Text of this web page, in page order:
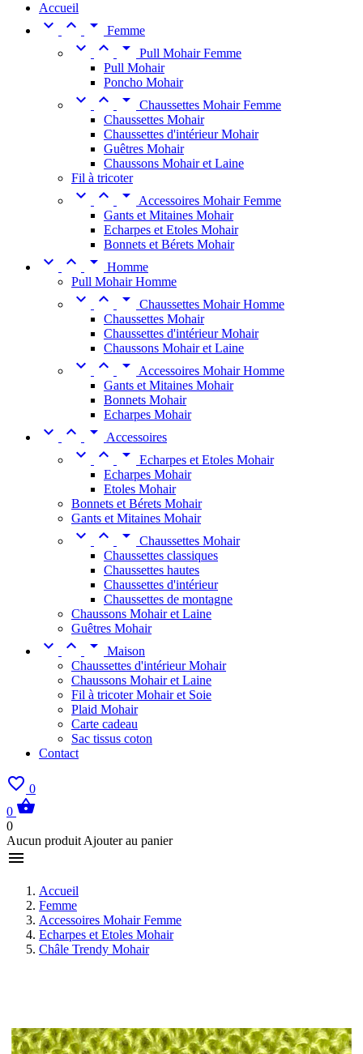
Accueil
   Femme
  
Pull Mohair Femme
Pull Mohair
Poncho Mohair
  
Chaussettes Mohair Femme
Chaussettes Mohair
Chaussettes d'intérieur Mohair
Guêtres Mohair
Chaussons Mohair et Laine
Fil à tricoter
  
Accessoires Mohair Femme
Gants et Mitaines Mohair
Echarpes et Etoles Mohair
Bonnets et Bérets Mohair
  
Homme
Pull Mohair Homme
  
Chaussettes Mohair Homme
Chaussettes Mohair
Chaussettes d'intérieur Mohair
Chaussons Mohair et Laine
  
Accessoires Mohair Homme
Gants et Mitaines Mohair
Bonnets Mohair
Echarpes Mohair
   Accessoires
  
Echarpes et Etoles Mohair
Echarpes Mohair
Etoles Mohair
Bonnets et Bérets Mohair
Gants et Mitaines Mohair
  
Chaussettes Mohair
Chaussettes classiques
Chaussettes hautes
Chaussettes d'intérieur
Chaussettes de montagne
Chaussons Mohair et Laine
Guêtres Mohair
  
Maison
Chaussettes d'intérieur Mohair
Chaussons Mohair et Laine
Fil à tricoter Mohair et Soie
Plaid Mohair
Carte cadeau
Sac tissus coton
Contact
 0
0 
0
Aucun produit Ajouter au panier

Accueil
Femme
Accessoires Mohair Femme
Echarpes et Etoles Mohair
Châle Trendy Mohair